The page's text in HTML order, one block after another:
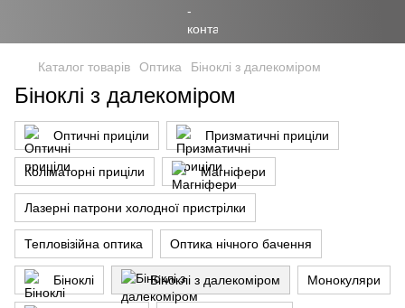
Каталог товарів Оптика Біноклі з далекоміром
Біноклі з далекоміром
Оптичні приціли Призматичні приціли
Коліматорні приціли Магніфери
Лазерні патрони холодної пристрілки
Тепловізійна оптика Оптика нічного бачення
Біноклі Біноклі з далекоміром Монокуляри